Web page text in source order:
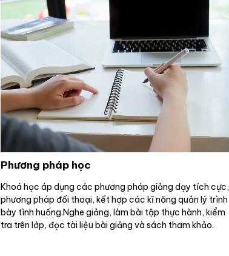
Phương pháp học
Khoá học áp dụng các phương pháp giảng dạy tích cực,
phương pháp đối thoại, kết hợp các kĩ năng quản lý trình
bày tình huống.Nghe giảng, làm bài tập thực hành, kiểm
tra trên lớp, đọc tài liệu bài giảng và sách tham khảo.